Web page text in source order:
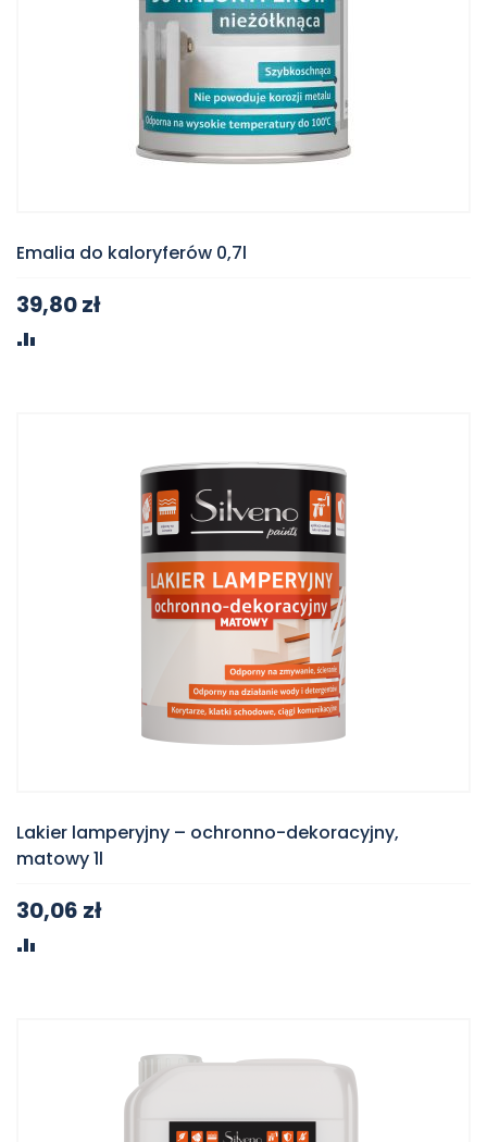
Emalia do kaloryferów 0,7l
39,80 zł
Lakier lamperyjny – ochronno-dekoracyjny,
matowy 1l
30,06 zł